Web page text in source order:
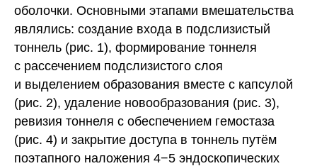
оболочки. Основными этапами вмешательства
являлись: создание входа в подслизистый
тоннель (рис. 1), формирование тоннеля
с рассечением подслизистого слоя
и выделением образования вместе с капсулой
(рис. 2), удаление новообразования (рис. 3),
ревизия тоннеля с обеспечением гемостаза
(рис. 4) и закрытие доступа в тоннель путём
поэтапного наложения 4−5 эндоскопических